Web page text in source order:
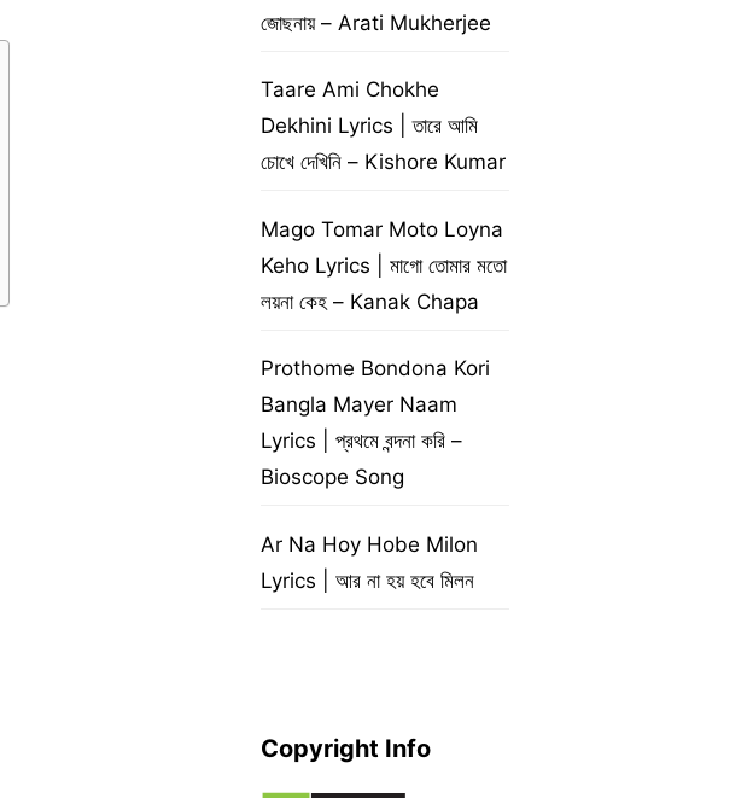
জোছনায় – Arati Mukherjee
Taare Ami Chokhe
Dekhini Lyrics | তারে আমি
চোখে দেখিনি – Kishore Kumar
Mago Tomar Moto Loyna
Keho Lyrics | মাগো তোমার মতো
লয়না কেহ – Kanak Chapa
Prothome Bondona Kori
Bangla Mayer Naam
Lyrics | প্রথমে বন্দনা করি –
Bioscope Song
Ar Na Hoy Hobe Milon
Lyrics | আর না হয় হবে মিলন
Copyright Info